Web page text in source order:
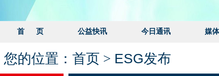
首 页 公益快讯 今日通讯 媒
您的位置： 首页 > ESG发布